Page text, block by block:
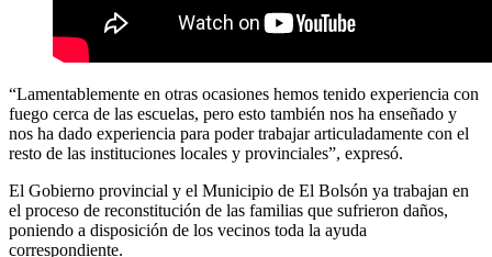
“Lamentablemente en otras ocasiones hemos tenido experiencia con
fuego cerca de las escuelas, pero esto también nos ha enseñado y
nos ha dado experiencia para poder trabajar articuladamente con el
resto de las instituciones locales y provinciales”, expresó.
El Gobierno provincial y el Municipio de El Bolsón ya trabajan en
el proceso de reconstitución de las familias que sufrieron daños,
poniendo a disposición de los vecinos toda la ayuda
correspondiente.